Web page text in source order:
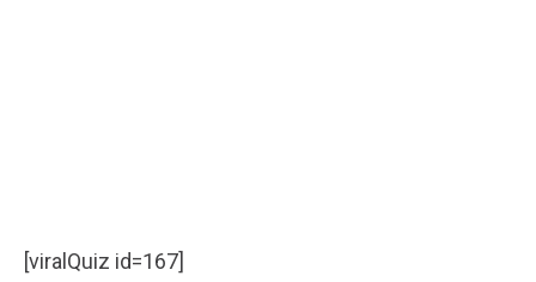
[viralQuiz id=167]